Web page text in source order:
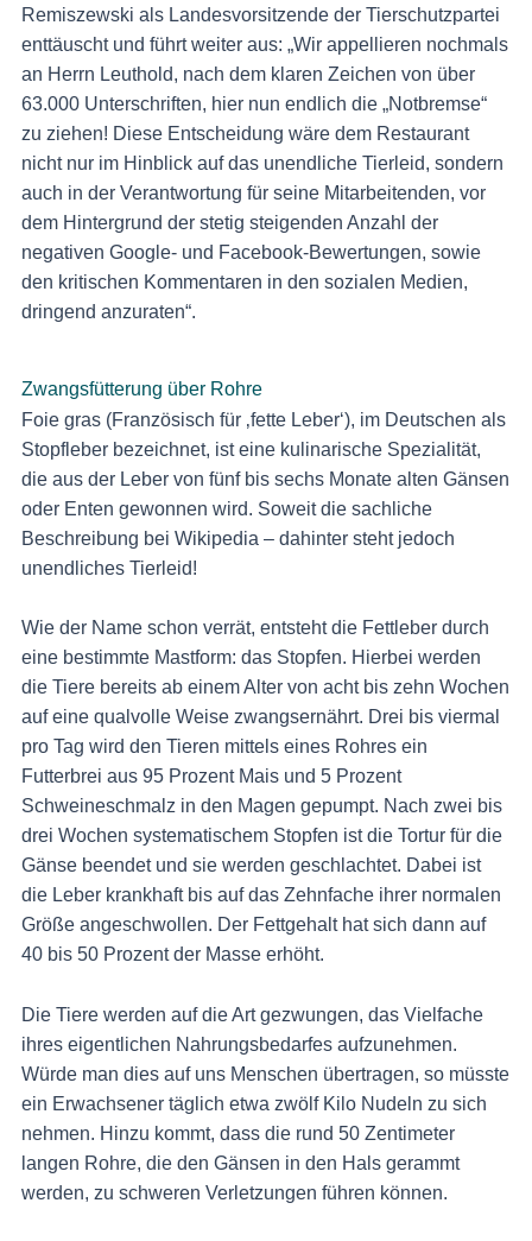
Remiszewski als Landesvorsitzende der Tierschutzpartei
enttäuscht und führt weiter aus: „Wir appellieren nochmals
an Herrn Leuthold, nach dem klaren Zeichen von über
63.000 Unterschriften, hier nun endlich die „Notbremse“
zu ziehen! Diese Entscheidung wäre dem Restaurant
nicht nur im Hinblick auf das unendliche Tierleid, sondern
auch in der Verantwortung für seine Mitarbeitenden, vor
dem Hintergrund der stetig steigenden Anzahl der
negativen Google- und Facebook-Bewertungen, sowie
den kritischen Kommentaren in den sozialen Medien,
dringend anzuraten“.
Zwangsfütterung über Rohre
Foie gras (Französisch für ‚fette Leber‘), im Deutschen als
Stopfleber bezeichnet, ist eine kulinarische Spezialität,
die aus der Leber von fünf bis sechs Monate alten Gänsen
oder Enten gewonnen wird. Soweit die sachliche
Beschreibung bei Wikipedia – dahinter steht jedoch
unendliches Tierleid!
Wie der Name schon verrät, entsteht die Fettleber durch
eine bestimmte Mastform: das Stopfen. Hierbei werden
die Tiere bereits ab einem Alter von acht bis zehn Wochen
auf eine qualvolle Weise zwangsernährt. Drei bis viermal
pro Tag wird den Tieren mittels eines Rohres ein
Futterbrei aus 95 Prozent Mais und 5 Prozent
Schweineschmalz in den Magen gepumpt. Nach zwei bis
drei Wochen systematischem Stopfen ist die Tortur für die
Gänse beendet und sie werden geschlachtet. Dabei ist
die Leber krankhaft bis auf das Zehnfache ihrer normalen
Größe angeschwollen. Der Fettgehalt hat sich dann auf
40 bis 50 Prozent der Masse erhöht.
Die Tiere werden auf die Art gezwungen, das Vielfache
ihres eigentlichen Nahrungsbedarfes aufzunehmen.
Würde man dies auf uns Menschen übertragen, so müsste
ein Erwachsener täglich etwa zwölf Kilo Nudeln zu sich
nehmen. Hinzu kommt, dass die rund 50 Zentimeter
langen Rohre, die den Gänsen in den Hals gerammt
werden, zu schweren Verletzungen führen können.